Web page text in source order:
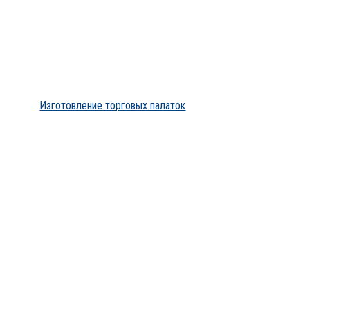
Изготовление торговых палаток